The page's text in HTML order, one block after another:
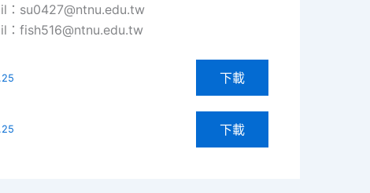
su0427@ntnu.edu.tw
fish516@ntnu.edu.tw
下載
下載